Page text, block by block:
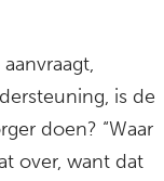
is de
doen? “Waar
over, want dat